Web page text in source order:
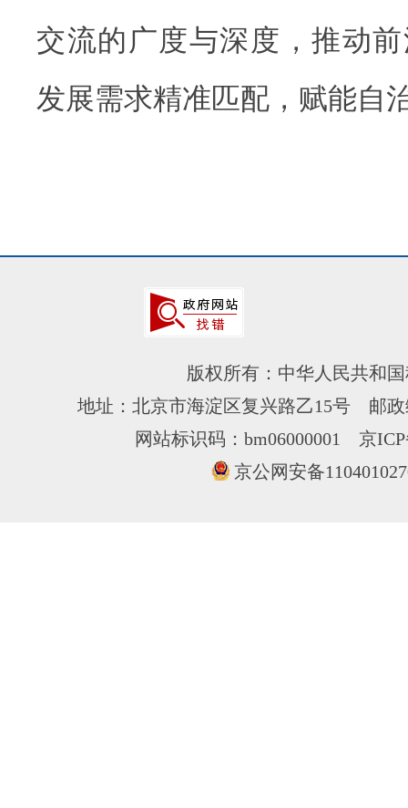
交流的广度与深度，推动
发展需求精准匹配，赋能自
版权所有：中华人民共和
地址：北京市海淀区复兴路乙15号 邮
网站标识码：bm06000001 京
京公网安备